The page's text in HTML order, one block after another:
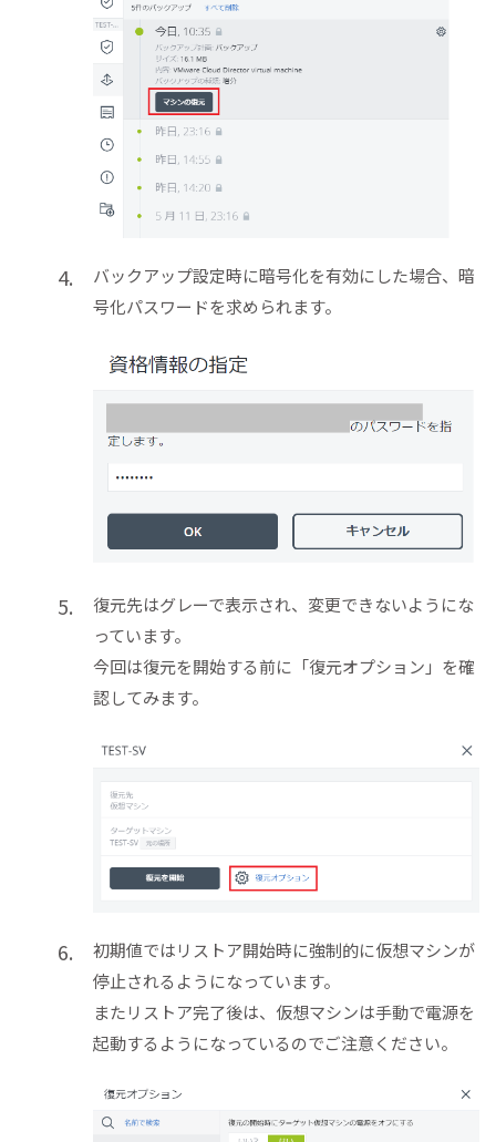
バックアップ設定時に暗号化を有効にした場合、暗
号化パスワードを求められます。
復元先はグレーで表示され、変更できないようにな
っています。
今回は復元を開始する前に「復元オプション」を確
認してみます。
初期値ではリストア開始時に強制的に仮想マシンが
停止されるようになっています。
またリストア完了後は、仮想マシンは手動で電源を
起動するようになっているのでご注意ください。